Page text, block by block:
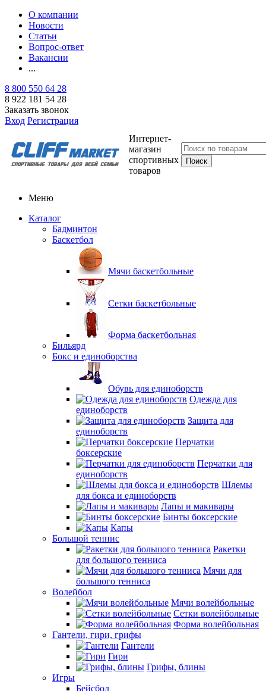
О компании
Новости
Статьи
Вопрос-ответ
Вакансии
...
8 800 550 64 28
8 922 181 54 28
Заказать звонок
Вход Регистрация
Интернет-
магазин
спортивных
товаров
Меню
Каталог
Бадминтон
Баскетбол
Мячи баскетбольные
Сетки баскетбольные
Форма баскетбольная
Бильярд
Бокс и единоборства
Обувь для единоборств
Одежда для
единоборств
Защита для
единоборств
Перчатки
боксерские
Перчатки для
единоборств
Шлемы
для бокса и единоборств
Лапы и макивары
Бинты боксерские
Капы
Большой теннис
Ракетки
для большого тенниса
Мячи для
большого тенниса
Волейбол
Мячи волейбольные
Сетки волейбольные
Форма волейбольная
Гантели, гири, грифы
Гантели
Гири
Грифы, блины
Игры
Бейсбол